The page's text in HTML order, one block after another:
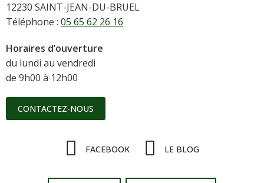
12230 SAINT-JEAN-DU-BRUEL
Téléphone : 05 65 62 26 16
Horaires d’ouverture
du lundi au vendredi
de 9h00 à 12h00
CONTACTEZ-NOUS
FACEBOOK LE BLOG